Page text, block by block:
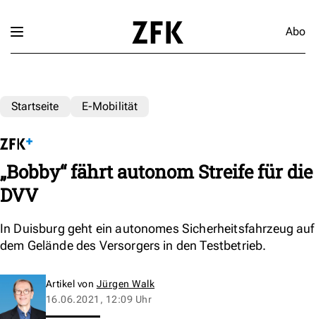
Abo
Startseite E-Mobilität
„Bobby“ fährt autonom Streife für die
DVV
In Duisburg geht ein autonomes Sicherheitsfahrzeug auf
dem Gelände des Versorgers in den Testbetrieb.
Artikel von Jürgen Walk
16.06.2021, 12:09 Uhr